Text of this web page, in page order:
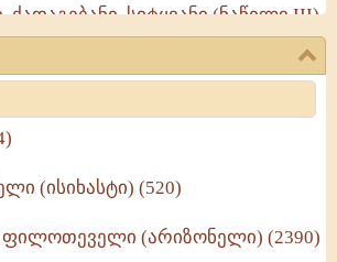
ქადაგებანი, სიტყვანი (ნაწილი III)
სასარგებლო რჩევები
(545)
ეპისკოპოსისა - II ტომი
სახელმძღვანელო -
(ისიხასტი) (520)
ფილოთეველი (არიზონელი) (2390)